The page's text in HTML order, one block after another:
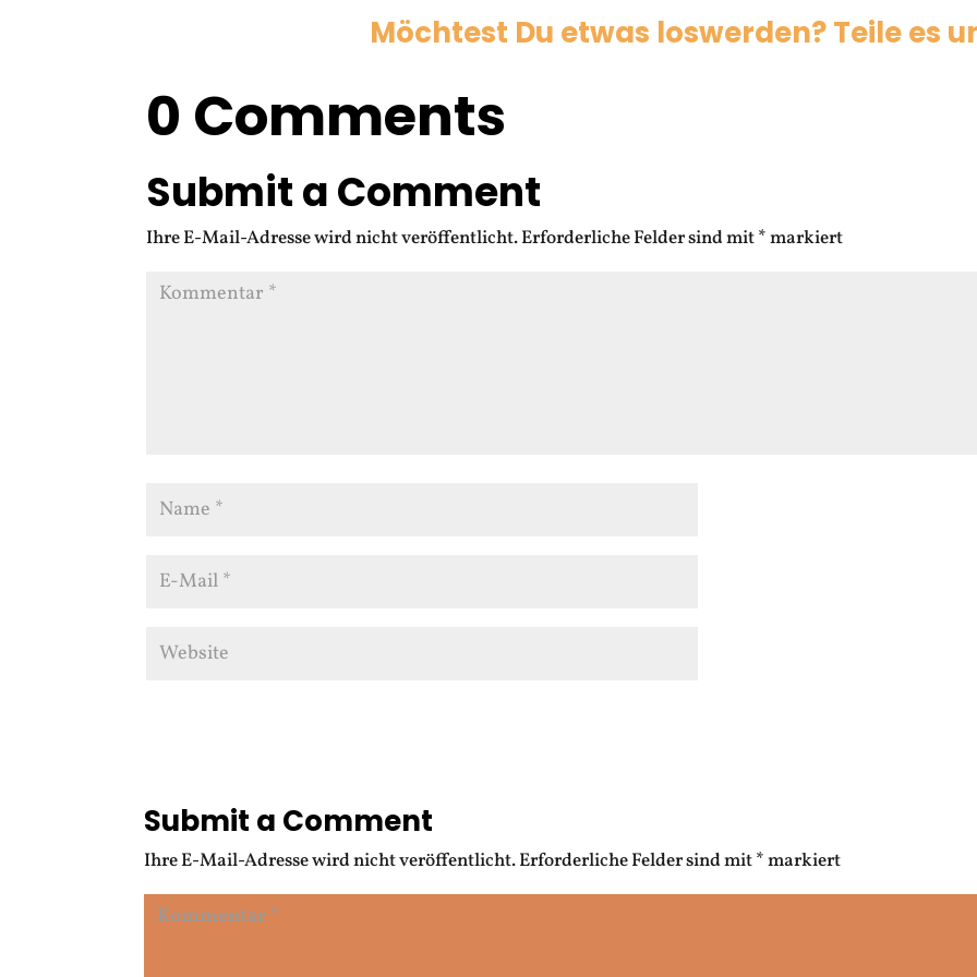
Möchtest Du etwas loswerden? Teile es
0 Comments
Submit a Comment
Ihre E-Mail-Adresse wird nicht veröffentlicht.Erforderliche Felder sind mit*markiert
Submit a Comment
Ihre E-Mail-Adresse wird nicht veröffentlicht.Erforderliche Felder sind mit*markiert